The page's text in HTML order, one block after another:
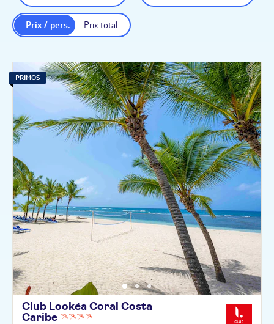
Prix total
Prix / pers.
PRIMOS
Club Lookéa Coral Costa
Caribe